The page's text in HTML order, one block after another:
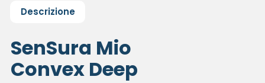
Descrizione
SenSura Mio
Convex Deep